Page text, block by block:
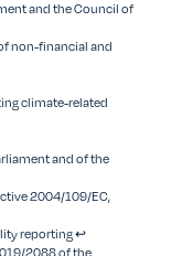
and the Council of
non-financial and
climate-related
and of the
2004/109/EC,
reporting↩︎
2088 of the